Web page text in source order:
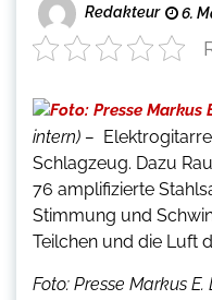
Redakteur 6.
intern) –
Schlagzeug. Dazu
76 amplifizierte
Stimmung und
Teilchen und die Luft
Foto: Presse Markus E.